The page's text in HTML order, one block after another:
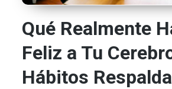
Qué Realmente
Feliz a Tu
Hábitos